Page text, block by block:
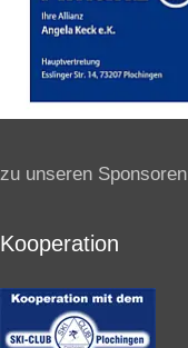
zu unseren Sponsoren
Kooperation